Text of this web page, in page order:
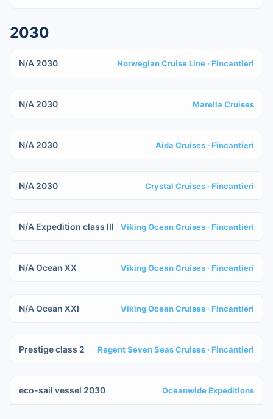
2030
IN COSTRUZIONE
N/A 2030 Norwegian Cruise Line · Fincantieri
N/A 2030 Marella Cruises
N/A 2030 Aida Cruises · Fincantieri
N/A 2030 Crystal Cruises · Fincantieri
N/A Expedition class III Viking Ocean Cruises · Fincantieri
N/A Ocean XX Viking Ocean Cruises · Fincantieri
N/A Ocean XXI Viking Ocean Cruises · Fincantieri
Prestige class 2 Regent Seven Seas Cruises · Fincantieri
eco-sail vessel 2030 Oceanwide Expeditions